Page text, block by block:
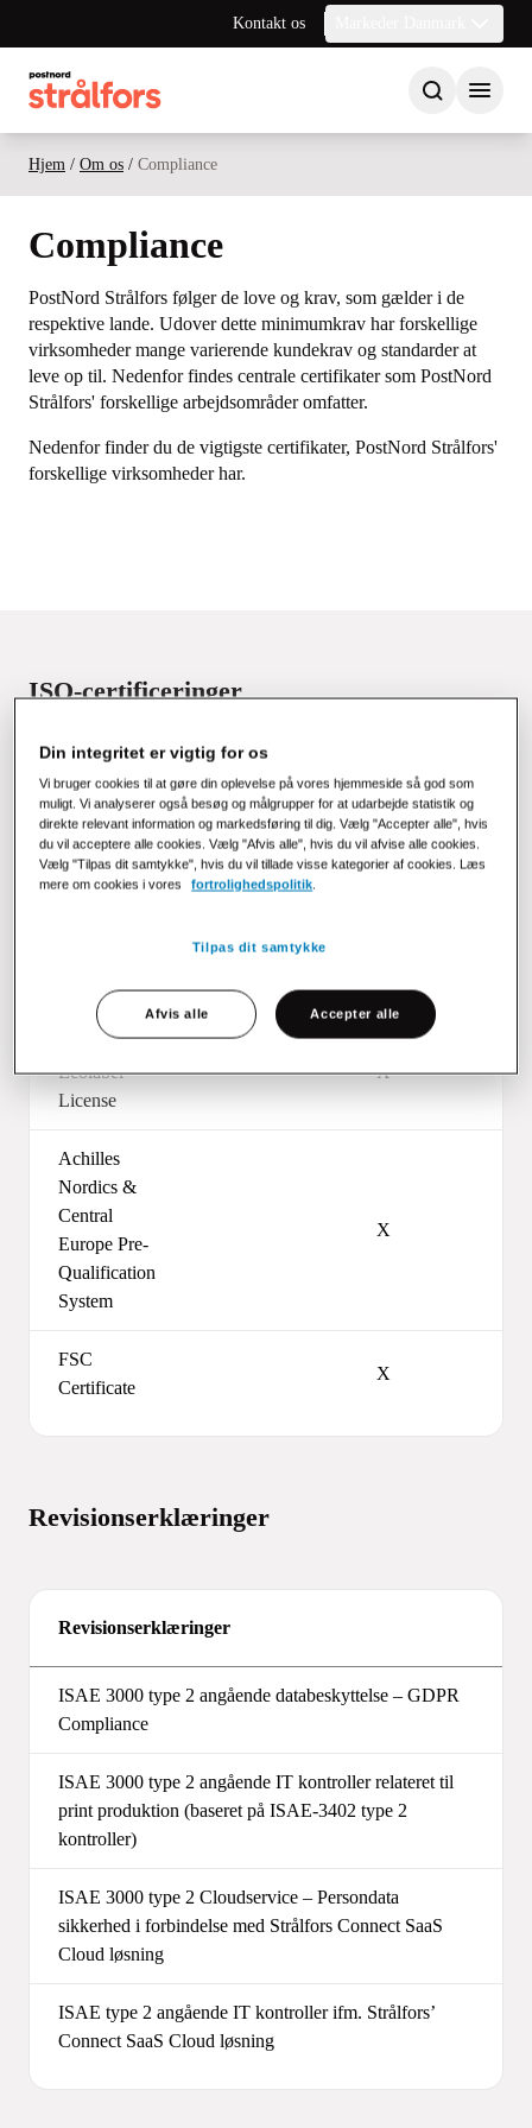
Kontakt os
Hjem / Om os / Compliance
Compliance
PostNord Strålfors følger de love og krav, som gælder i de
respektive lande. Udover dette minimumkrav har forskellige
virksomheder mange varierende kundekrav og standarder at
leve op til. Nedenfor findes centrale certifikater som PostNord
Strålfors' forskellige arbejdsområder omfatter.
Nedenfor finder du de vigtigste certifikater, PostNord Strålfors'
forskellige virksomheder har.
ISO-certificeringer
Certifikat Danmark Sverige
ISO 9001 X X
ISO 27001 X X
Nordic
Ecolabel
License
X
Achilles
Nordics &
Central
Europe Pre-
Qualification
System
X
FSC
Certificate
X
Revisionserklæringer
Revisionserklæringer
ISAE 3000 type 2 angående databeskyttelse – GDPR
Compliance
ISAE 3000 type 2 angående IT kontroller relateret til
print produktion (baseret på ISAE-3402 type 2
kontroller)
ISAE 3000 type 2 Cloudservice – Persondata
sikkerhed i forbindelse med Strålfors Connect SaaS
Cloud løsning
ISAE type 2 angående IT kontroller ifm. Strålfors’
Connect SaaS Cloud løsning
Din integritet er vigtig for os
Vi bruger cookies til at gøre din oplevelse på vores hjemmeside så god som
muligt. Vi analyserer også besøg og målgrupper for at udarbejde statistik og
direkte relevant information og markedsføring til dig. Vælg "Accepter alle", hvis
du vil acceptere alle cookies. Vælg "Afvis alle", hvis du vil afvise alle cookies.
Vælg "Tilpas dit samtykke", hvis du vil tillade visse kategorier af cookies. Læs
mere om cookies i vores
fortrolighedspolitik.
Tilpas dit samtykke
Afvis alle Accepter alle